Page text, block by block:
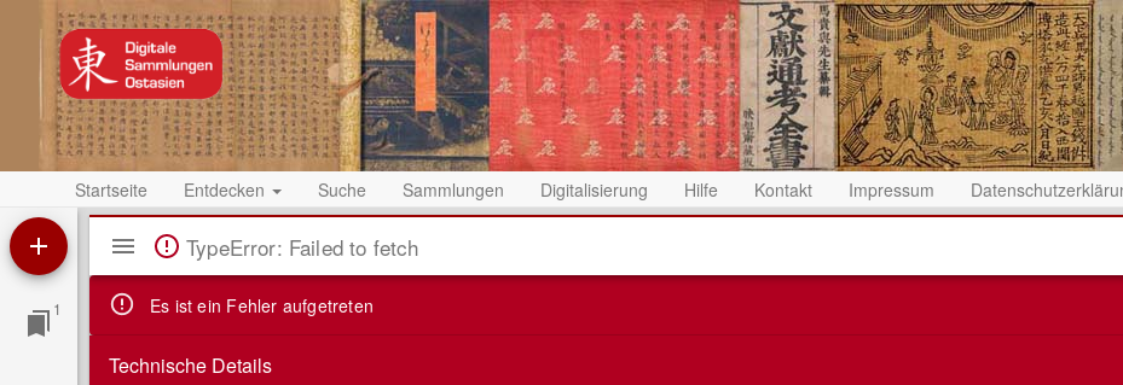
Startseite Entdecken Suche Sammlungen Digitalisierung Hilfe Kontakt Impressum
1
Mirador
ViewerTypeError: Failed to fetch
Es ist ein Fehler aufgetreten
Technische Details